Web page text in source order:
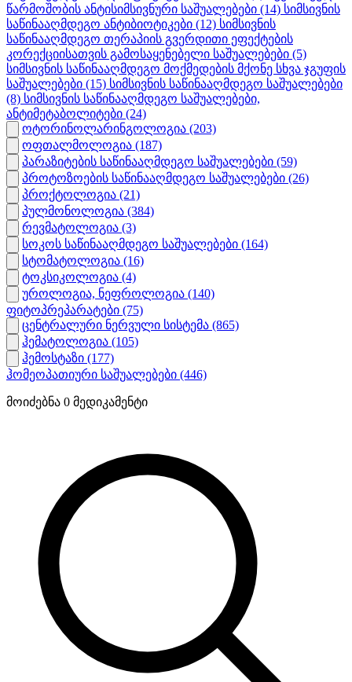
წარმოშობის ანტისიმსივნური საშუალებები (14) სიმსივნის
საწინააღმდეგო ანტიბიოტიკები (12) სიმსივნის
საწინააღმდეგო თერაპიის გვერდითი ეფექტების
კორექციისათვის გამოსაყენებელი საშუალებები (5)
სიმსივნის საწინააღმდეგო მოქმედების მქონე სხვა ჯგუფის
საშუალებები (15) სიმსივნის საწინააღმდეგო საშუალებები
(8) სიმსივნის საწინააღმდეგო საშუალებები,
ანტიმეტაბოლიტები (24)
ოტორინოლარინგოლოგია (203)
ოფთალმოლოგია (187)
პარაზიტების საწინააღმდეგო საშუალებები (59)
პროტოზოების საწინააღმდეგო საშუალებები (26)
პროქტოლოგია (21)
პულმონოლოგია (384)
რევმატოლოგია (3)
სოკოს საწინააღმდეგო საშუალებები (164)
სტომატოლოგია (16)
ტოკსიკოლოგია (4)
უროლოგია, ნეფროლოგია (140)
ფიტოპრეპარატები (75)
ცენტრალური ნერვული სისტემა (865)
ჰემატოლოგია (105)
ჰემოსტაზი (177)
ჰომეოპათიური საშუალებები (446)
მოიძებნა 0 მედიკამენტი